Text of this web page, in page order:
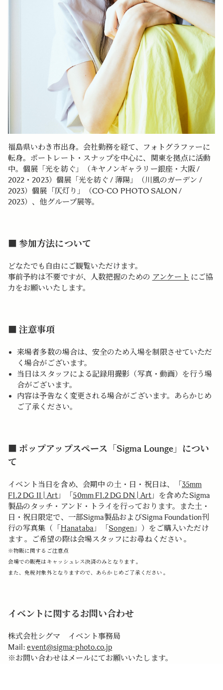
福島県いわき市出身。会社勤務を経て、フォトグラファーに
転身。ポートレート・スナップを中心に、関東を拠点に活動
中。個展「光を紡ぐ」（キヤノンギャラリー銀座・大阪 /
2022・2023）個展「光を紡ぐ / 薄陽」（川風のガーデン /
2023）個展「仄灯り」（CO-CO PHOTO SALON /
2023）、他グループ展等。
■ 参加方法について
どなたでも自由にご観覧いただけます。
事前予約は不要ですが、人数把握のための アンケート にご協
力をお願いいたします。
■ 注意事項
来場者多数の場合は、安全のため入場を制限させていただ
く場合がございます。
当日はスタッフによる記録用撮影（写真・動画）を行う場
合がございます。
内容は予告なく変更される場合がございます。あらかじめ
ご了承ください。
■ ポップアップスペース「Sigma Lounge」につい
て
イベント当日を含め、会期中 の土・日・祝日は、「 35mm
F1.2 DG II | Art 」「 50mm F1.2 DG DN | Art 」を含めたSigma
製品のタッチ・アンド・トライを行っております。また土・
日・祝日限定で、一部Sigma製品およびSigma Foundation刊
行の写真集（「 Hanataba 」「 Songen」）をご購入いただけ
ます 。ご希望の際は会場スタッフにお尋ねください 。
※物販に関するご注意点
会場での販売はキャッシュレス決済のみとなります 。
また、免税対象外となりますので、あらかじめご了承ください 。
イベントに関するお問い合わせ
株式会社シグマ イベント事務局
Mail:event@sigma-photo.co.jp
※お問い合わせはメールにてお願いいたします。